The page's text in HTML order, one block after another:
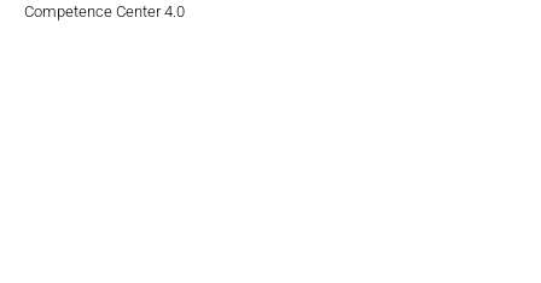
Competence Center 4.0